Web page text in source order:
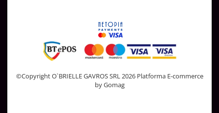
©Copyright O`BRIELLE GAVROS SRL 2026 Platforma E-commerce
by Gomag